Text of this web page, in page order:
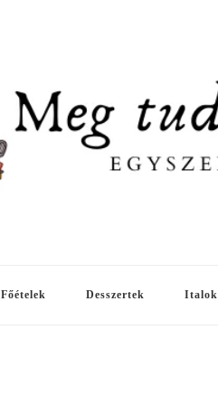
Főételek Desszertek Italok